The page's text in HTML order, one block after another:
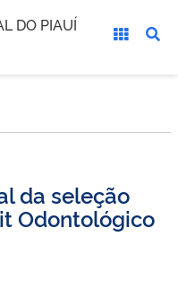
DO PIAUÍ
da seleção
Odontológico